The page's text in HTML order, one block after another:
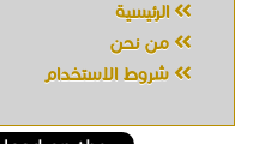
الرئيسية
من نحن
شروط الاستخدام